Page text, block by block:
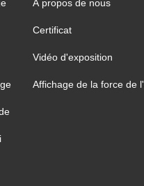
À propos de nous
Certificat
Vidéo d'exposition
Affichage de la force de